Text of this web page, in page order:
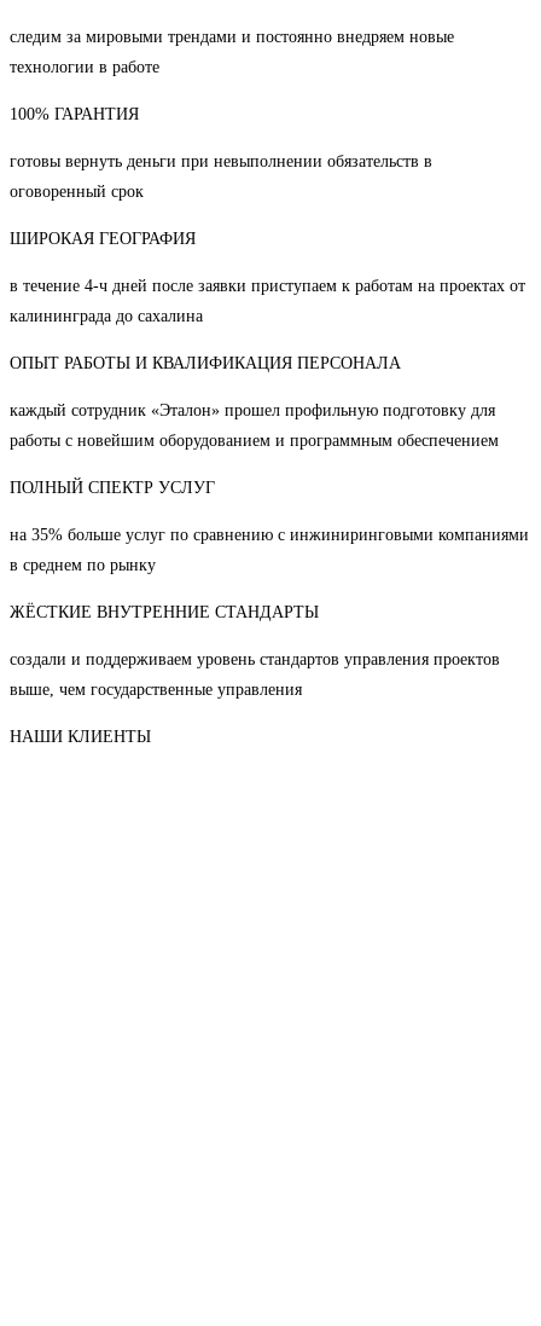
следим за мировыми трендами и постоянно внедряем новые
технологии в работе
100% ГАРАНТИЯ
готовы вернуть деньги при невыполнении обязательств в
оговоренный срок
ШИРОКАЯ ГЕОГРАФИЯ
в течение 4-ч дней после заявки приступаем к работам на проектах от
калининграда до сахалина
ОПЫТ РАБОТЫ И КВАЛИФИКАЦИЯ ПЕРСОНАЛА
каждый сотрудник «Эталон» прошел профильную подготовку для
работы с новейшим оборудованием и программным обеспечением
ПОЛНЫЙ СПЕКТР УСЛУГ
на 35% больше услуг по сравнению с инжиниринговыми компаниями
в среднем по рынку
ЖЁСТКИЕ ВНУТРЕННИЕ СТАНДАРТЫ
создали и поддерживаем уровень стандартов управления проектов
выше, чем государственные управления
НАШИ КЛИЕНТЫ